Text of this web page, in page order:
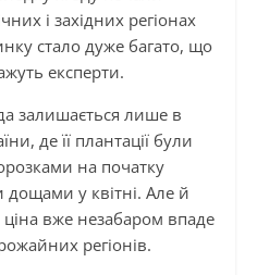
і західних регіонах
стало дуже багато, що
експерти.
залишається лише в
де її плантації були
на початку
у квітні. Але й
ціна вже незабаром впаде
регіонів.